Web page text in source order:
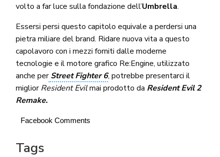
volto a far luce sulla fondazione dell’Umbrella.
Essersi persi questo capitolo equivale a perdersi una
pietra miliare del brand. Ridare nuova vita a questo
capolavoro con i mezzi forniti dalle moderne
tecnologie e il motore grafico Re:Engine, utilizzato
anche perStreet Fighter 6, potrebbe presentarci il
migliorResident Evilmai prodotto da Resident Evil 2
Remake.
Facebook Comments
Tags